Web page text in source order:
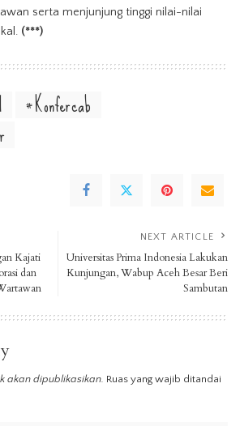
serta menjunjung tinggi nilai-nilai
(***)
Konfercab
Kajati
dan
NEXT ARTICLE
Universitas Prima Indonesia Lakukan
Kunjungan, Wabup Aceh Besar Beri
Sambutan
akan dipublikasikan. Ruas yang wajib ditandai